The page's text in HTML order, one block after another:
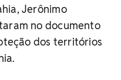
Jerônimo
no documento
dos territórios